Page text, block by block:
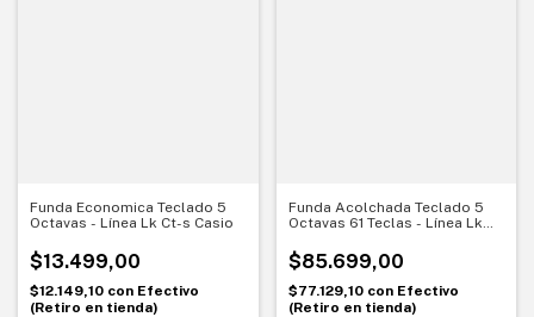
Funda Economica Teclado 5
Octavas - Línea Lk Ct-s Casio
$13.499,00
$12.149,10 con Efectivo
(Retiro en tienda)
Funda Acolchada Teclado 5
Octavas 61 Teclas - Línea Lk
$85.699,00
$77.129,10 con Efectivo
(Retiro en tienda)